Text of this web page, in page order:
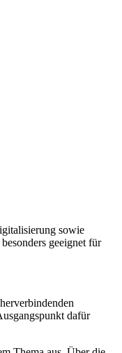
sowie
geeignet für
dafür